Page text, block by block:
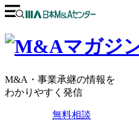
M&A・事業承継の情報を
わかりやすく発信
無料相談